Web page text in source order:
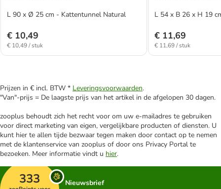
L 90 x Ø 25 cm - Kattentunnel Natural
€ 10,49
€ 10,49 / stuk
L 54 x B 26 x H 19
€ 11,69
€ 11,69 / stuk
Prijzen in € incl. BTW * Leveringsvoorwaarden.
"Van"-prijs = De laagste prijs van het artikel in de afgelopen 30 dagen.
zooplus behoudt zich het recht voor om uw e-mailadres te gebruiken
voor direct marketing van eigen, vergelijkbare producten of diensten. U
kunt hier te allen tijde bezwaar tegen maken door contact op te nemen
met de klantenservice van zooplus of door ons Privacy Portal te
bezoeken. Meer informatie vindt u hier.
333 Nieuwsbrief